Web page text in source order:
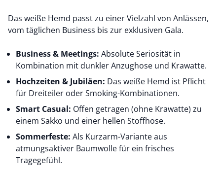
Das weiße Hemd passt zu einer Vielzahl von Anlässen,
vom täglichen Business bis zur exklusiven Gala.
Business & Meetings: Absolute Seriosität in
Kombination mit dunkler Anzughose und Krawatte.
Hochzeiten & Jubiläen: Das weiße Hemd ist Pflicht
für Dreiteiler oder Smoking-Kombinationen.
Smart Casual: Offen getragen (ohne Krawatte) zu
einem Sakko und einer hellen Stoffhose.
Sommerfeste: Als Kurzarm-Variante aus
atmungsaktiver Baumwolle für ein frisches
Tragegefühl.